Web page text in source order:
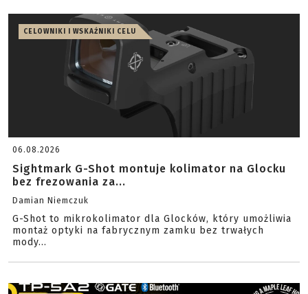
CELOWNIKI I WSKAŹNIKI CELU
06.08.2026
Sightmark G-Shot montuje kolimator na Glocku
bez frezowania za...
Damian Niemczuk
G-Shot to mikrokolimator dla Glocków, który umożliwia
montaż optyki na fabrycznym zamku bez trwałych
mody...